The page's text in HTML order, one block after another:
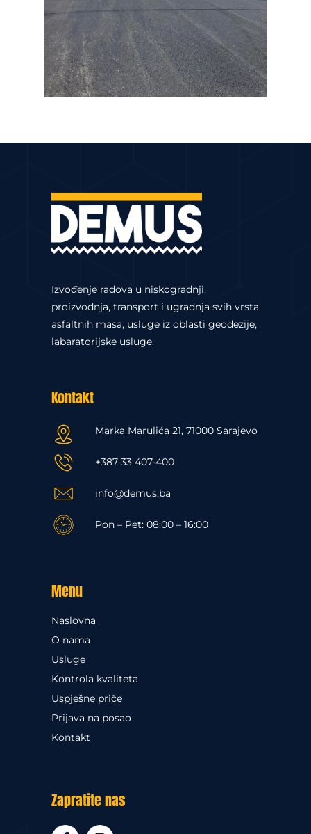
Izvođenje radova u niskogradnji,
proizvodnja, transport i ugradnja svih vrsta
asfaltnih masa, usluge iz oblasti geodezije,
labaratorijske usluge.
Kontakt
Marka Marulića 21, 71000 Sarajevo
+387 33 407-400
info@demus.ba
Pon – Pet: 08:00 – 16:00
Menu
Naslovna
O nama
Usluge
Kontrola kvaliteta
Uspješne priče
Prijava na posao
Kontakt
Zapratite nas